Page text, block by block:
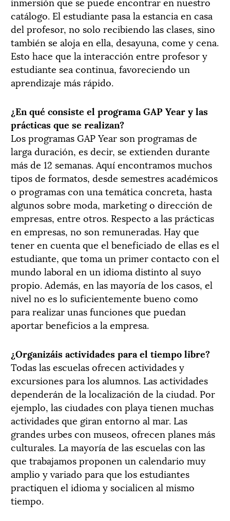
catálogo. El estudiante pasa la estancia en casa
del profesor, no solo recibiendo las clases, sino
también se aloja en ella, desayuna, come y cena.
Esto hace que la interacción entre profesor y
estudiante sea continua, favoreciendo un
aprendizaje más rápido.
¿En qué consiste el programa GAP Year y las
prácticas que se realizan?
Los programas GAP Year son programas de
larga duración, es decir, se extienden durante
más de 12 semanas. Aquí encontramos muchos
tipos de formatos, desde semestres académicos
o programas con una temática concreta, hasta
algunos sobre moda, marketing o dirección de
empresas, entre otros. Respecto a las prácticas
en empresas, no son remuneradas. Hay que
tener en cuenta que el beneficiado de ellas es el
estudiante, que toma un primer contacto con el
mundo laboral en un idioma distinto al suyo
propio. Además, en las mayoría de los casos, el
nivel no es lo suficientemente bueno como
para realizar unas funciones que puedan
aportar beneficios a la empresa.
¿Organizáis actividades para el tiempo libre?
Todas las escuelas ofrecen actividades y
excursiones para los alumnos. Las actividades
dependerán de la localización de la ciudad. Por
ejemplo, las ciudades con playa tienen muchas
actividades que giran entorno al mar. Las
grandes urbes con museos, ofrecen planes más
culturales. La mayoría de las escuelas con las
que trabajamos proponen un calendario muy
amplio y variado para que los estudiantes
practiquen el idioma y socialicen al mismo
tiempo.